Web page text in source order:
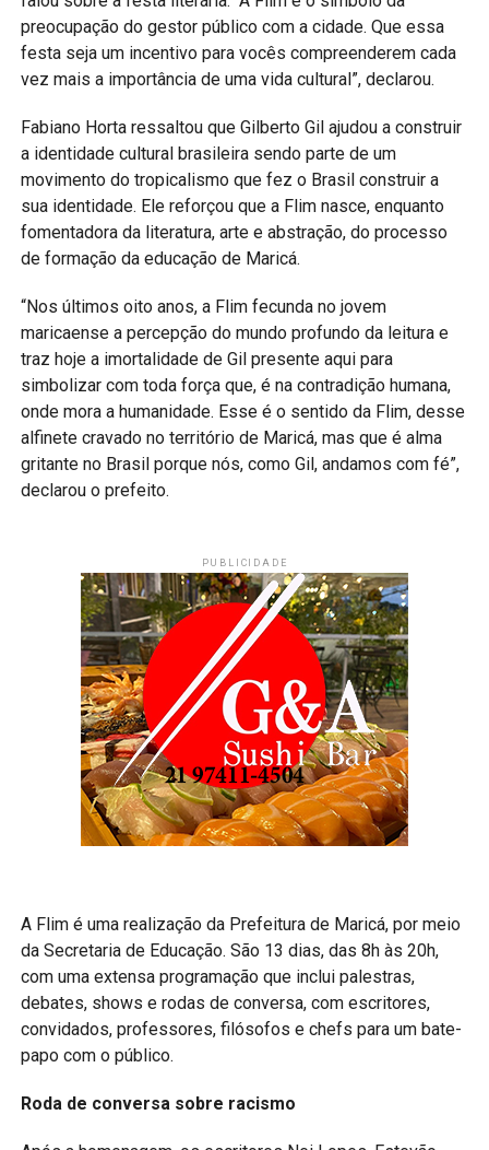
preocupação do gestor público com a cidade. Que essa
festa seja um incentivo para vocês compreenderem cada
vez mais a importância de uma vida cultural”, declarou.
Fabiano Horta ressaltou que Gilberto Gil ajudou a construir
a identidade cultural brasileira sendo parte de um
movimento do tropicalismo que fez o Brasil construir a
sua identidade. Ele reforçou que a Flim nasce, enquanto
fomentadora da literatura, arte e abstração, do processo
de formação da educação de Maricá.
“Nos últimos oito anos, a Flim fecunda no jovem
maricaense a percepção do mundo profundo da leitura e
traz hoje a imortalidade de Gil presente aqui para
simbolizar com toda força que, é na contradição humana,
onde mora a humanidade. Esse é o sentido da Flim, desse
alfinete cravado no território de Maricá, mas que é alma
gritante no Brasil porque nós, como Gil, andamos com fé”,
declarou o prefeito.
PUBLICIDADE
A Flim é uma realização da Prefeitura de Maricá, por meio
da Secretaria de Educação. São 13 dias, das 8h às 20h,
com uma extensa programação que inclui palestras,
debates, shows e rodas de conversa, com escritores,
convidados, professores, filósofos e chefs para um bate-
papo com o público.
Roda de conversa sobre racismo